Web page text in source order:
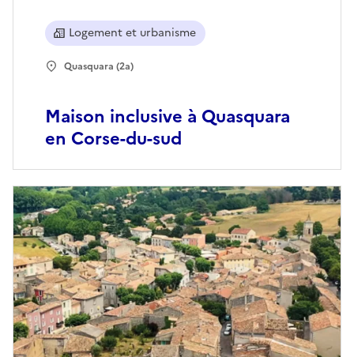
Maison inclusive à Quasquara
en Corse-du-sud
Logement et urbanisme
Quasquara (2a)